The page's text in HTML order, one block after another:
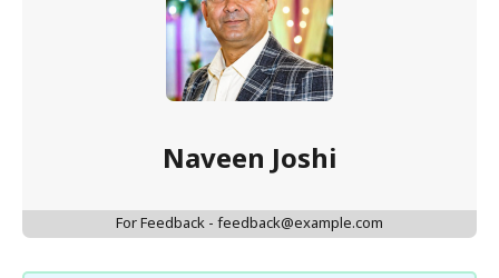
Naveen Joshi
For Feedback - feedback@example.com